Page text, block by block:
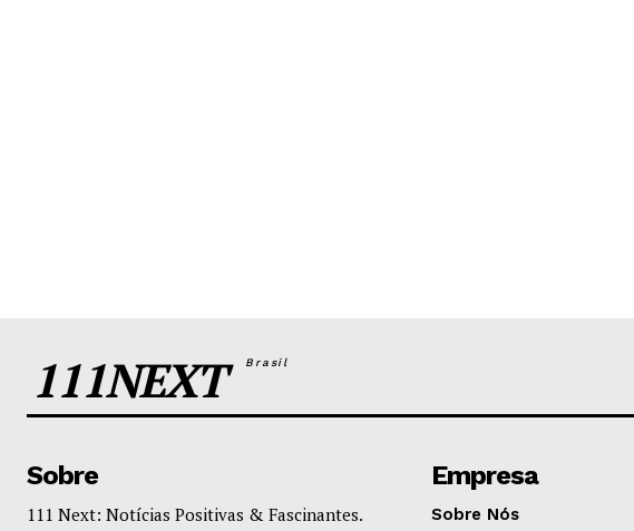
111NEXTBrasil
Sobre
111 Next: Notícias Positivas & Fascinantes.
Empresa
Sobre Nós